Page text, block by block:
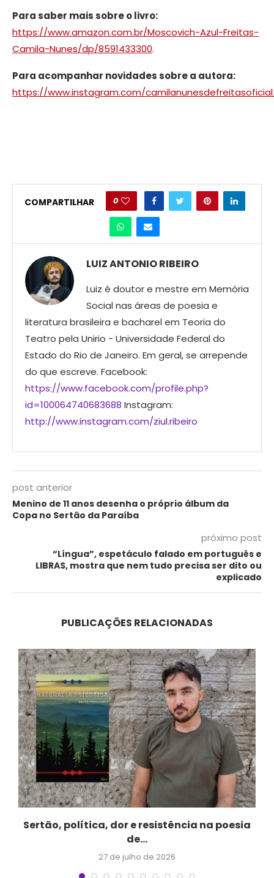
Para saber mais sobre o livro:
https://www.amazon.com.br/Moscovich-Azul-Freitas-
Camila-Nunes/dp/8591433300.
Para acompanhar novidades sobre a autora:
https://www.instagram.com/
COMPARTILHAR 0
LUIZ ANTONIO RIBEIRO
Luiz é doutor e mestre em Memória
Social nas áreas de poesia e
literatura brasileira e bacharel em Teoria do
Teatro pela Unirio - Universidade Federal do
Estado do Rio de Janeiro. Em geral, se arrepende
do que escreve. Facebook:
https://www.facebook.com/profile.php?
id=100064740683688 Instagram:
http://www.instagram.com/ziul.ribeiro
post anterior
Menino de 11 anos desenha o próprio álbum da
Copa no Sertão da Paraíba
próximo post
“Língua”, espetáculo falado em português e
LIBRAS, mostra que nem tudo precisa ser dito ou
explicado
PUBLICAÇÕES RELACIONADAS
Sertão, política, dor e resistência na poesia
de...
27 de julho de 2026